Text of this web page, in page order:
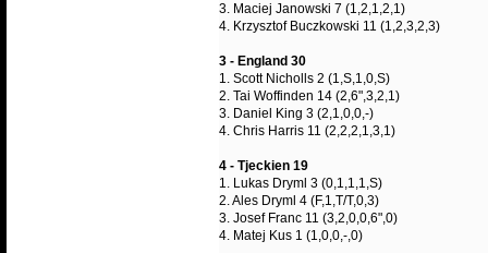
3. Maciej Janowski 7 (1,2,1,2,1)
4. Krzysztof Buczkowski 11 (1,2,3,2,3)
3 - England 30
1. Scott Nicholls 2 (1,S,1,0,S)
2. Tai Woffinden 14 (2,6",3,2,1)
3. Daniel King 3 (2,1,0,0,-)
4. Chris Harris 11 (2,2,2,1,3,1)
4 - Tjeckien 19
1. Lukas Dryml 3 (0,1,1,1,S)
2. Ales Dryml 4 (F,1,T/T,0,3)
3. Josef Franc 11 (3,2,0,0,6",0)
4. Matej Kus 1 (1,0,0,-,0)